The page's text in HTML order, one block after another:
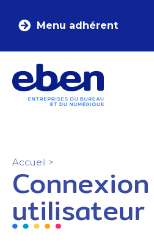
Menu adhérent
Accueil >
Connexion
utilisateur